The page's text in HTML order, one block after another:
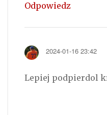
Odpowiedz
2024-01-16 23:42
Lepiej podpierdol